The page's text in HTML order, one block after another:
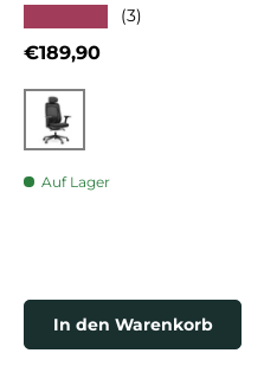
(3)
Normaler Preis
€189,90
Schwarz
Auf Lager
In den Warenkorb